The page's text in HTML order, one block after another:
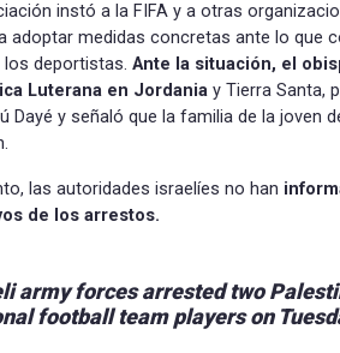
instó a la FIFA y a otras
adoptar medidas concretas ante lo que
los deportistas. Ante la situación, el
Luterana en Jordania y Tierra Santa,
Dayé y señaló que la familia de la joven
las autoridades israelíes no han
de los arrestos.
army forces arrested two
football team players on